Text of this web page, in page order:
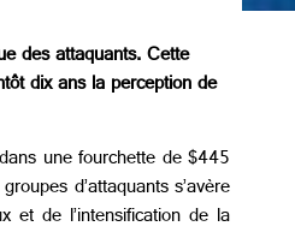
des attaquants. Cette
dix ans la perception de
une fourchette de $445
d’attaquants s’avère
et de l’intensification de la